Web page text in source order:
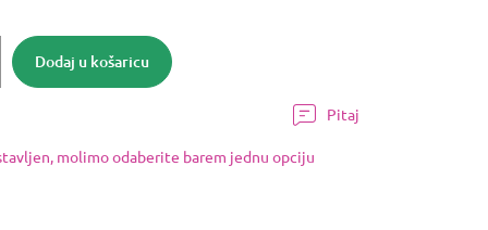
Dodaj u košaricu
Pitaj
molimo odaberite barem jednu opciju